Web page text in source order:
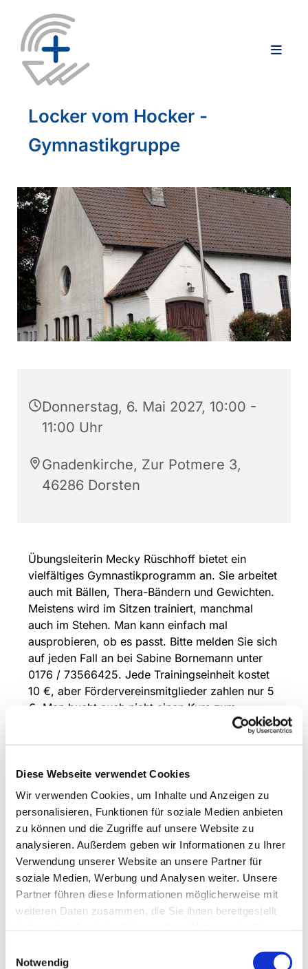
Diese Webseite verwendet Cookies
Wir verwenden Cookies, um Inhalte und Anzeigen zu
personalisieren, Funktionen für soziale Medien anbieten
zu können und die Zugriffe auf unsere Website zu
analysieren. Außerdem geben wir Informationen zu Ihrer
Verwendung unserer Website an unsere Partner für
soziale Medien, Werbung und Analysen weiter. Unsere
Partner führen diese Informationen möglicherweise mit
weiteren Daten zusammen, die Sie ihnen bereitgestellt
Notwendig
Locker vom Hocker -
Gymnastikgruppe
Donnerstag, 6. Mai 2027, 10:00 -
11:00 Uhr
Gnadenkirche, Zur Potmere 3,
46286 Dorsten
Übungsleiterin Mecky Rüschhoff bietet ein
vielfältiges Gymnastikprogramm an. Sie arbeitet
auch mit Bällen, Thera-Bändern und Gewichten.
Meistens wird im Sitzen trainiert, manchmal
auch im Stehen. Man kann einfach mal
ausprobieren, ob es passt. Bitte melden Sie sich
auf jeden Fall an bei Sabine Bornemann unter
0176 / 73566425. Jede Trainingseinheit kostet
10 €, aber Fördervereinsmitglieder zahlen nur 5
€. Man bucht auch nicht einen Kurs zum
Festpreis, sondern zahlt den Beitrag nur dann,
- Eine Veranstaltung des Förderverein